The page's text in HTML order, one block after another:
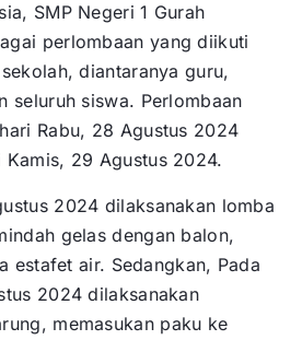
SMP Negeri 1 Gurah
perlombaan yang diikuti
diantaranya guru,
seluruh siswa. Perlombaan
Rabu, 28 Agustus 2024
Kamis, 29 Agustus 2024.
2024 dilaksanakan lomba
gelas dengan balon,
estafet air. Sedangkan, Pada
2024 dilaksanakan
memasukan paku ke